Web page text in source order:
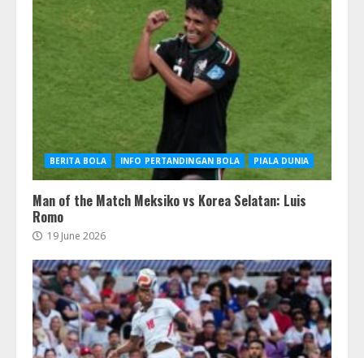
BERITA BOLA INFO PERTANDINGAN BOLA PIALA DUNIA
Man of the Match Meksiko vs Korea Selatan: Luis
Romo
19 June 2026